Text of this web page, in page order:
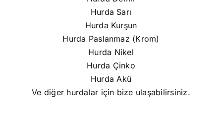
Hurda Sarı
Hurda Kurşun
Hurda Paslanmaz (Krom)
Hurda Nikel
Hurda Çinko
Hurda Akü
Ve diğer hurdalar için bize ulaşabilirsiniz.